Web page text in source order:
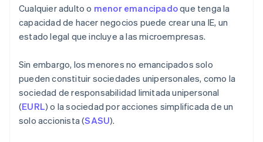
Cualquier adulto o menor emancipadoque tenga la
capacidad de hacer negocios puede crear una IE, un
estado legal que incluye a las microempresas.
Sin embargo, los menores no emancipados solo
pueden constituir sociedades unipersonales, como la
sociedad de responsabilidad limitada unipersonal
(EURL) o la sociedad por acciones simplificada de un
solo accionista (SASU).